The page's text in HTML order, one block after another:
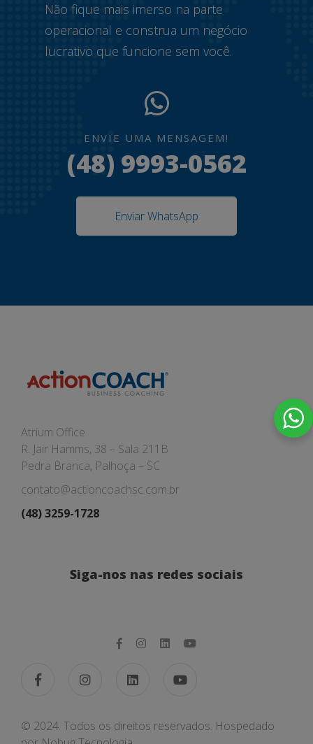
Não fique mais imerso na parte
operacional e construa um negócio
lucrativo que funcione sem você.
ENVIE UMA MENSAGEM!
(48) 9993-0562
Enviar WhatsApp
Atrium Office
R. Jair Hamms, 38 – Sala 211B
Pedra Branca, Palhoça – SC
contato@actioncoachsc.com.br
(48) 3259-1728
Siga-nos nas redes sociais
© 2024. Todos os direitos reservados. Hospedado